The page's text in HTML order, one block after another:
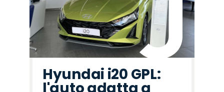
Hyundai i20 GPL: